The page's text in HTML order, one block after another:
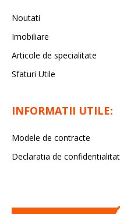
Noutati
Imobiliare
Articole de specialitate
Sfaturi Utile
INFORMATII UTILE:
Modele de contracte
Declaratia de